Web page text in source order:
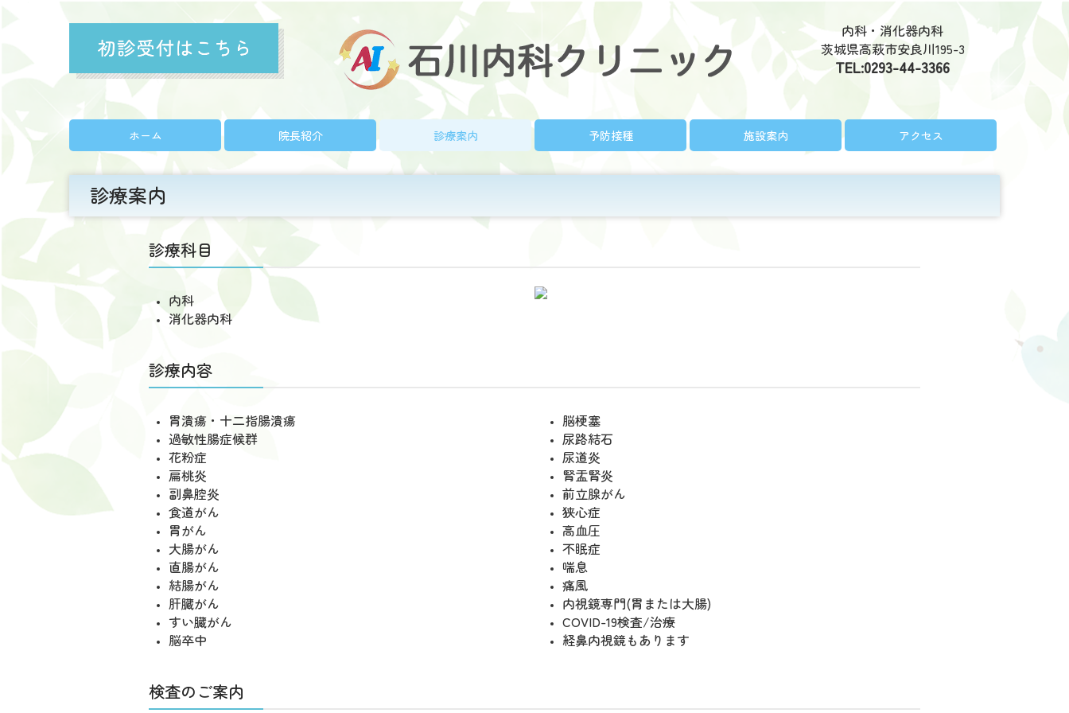
内科・消化器内科
茨城県高萩市安良川195-3
TEL:0293-44-3366
ホーム 院長紹介 診療案内 予防接種 施設案内 アクセス
診療案内
診療科目
内科
消化器内科
診療内容
胃潰瘍・十二指腸潰瘍
過敏性腸症候群
花粉症
扁桃炎
副鼻腔炎
食道がん
胃がん
大腸がん
直腸がん
結腸がん
肝臓がん
すい臓がん
脳卒中
脳梗塞
尿路結石
尿道炎
腎盂腎炎
前立腺がん
狭心症
高血圧
不眠症
喘息
痛風
内視鏡専門(胃または大腸)
COVID-19検査/治療
経鼻内視鏡もあります
検査のご案内